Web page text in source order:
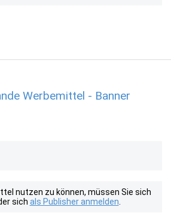
Werbemittel - Banner
nutzen zu können, müssen Sie sich
sich als Publisher anmelden